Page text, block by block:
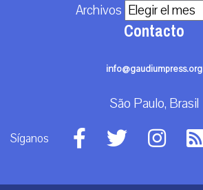
Archivos
Contacto
info@gaudiumpress.org
São Paulo, Brasil
Síganos